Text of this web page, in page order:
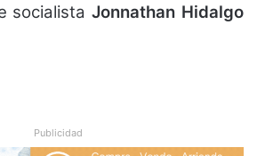
socialistaJonnathan Hidalgo
Publicidad